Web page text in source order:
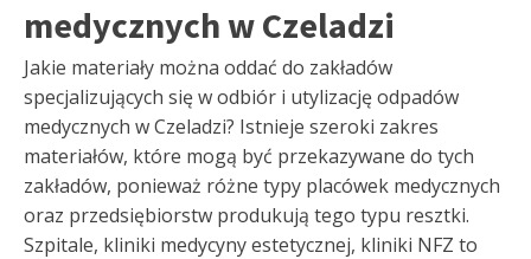
medycznych w Czeladzi
Jakie materiały można oddać do zakładów
specjalizujących się w odbiór i utylizację odpadów
medycznych w Czeladzi? Istnieje szeroki zakres
materiałów, które mogą być przekazywane do tych
zakładów, ponieważ różne typy placówek medycznych
oraz przedsiębiorstw produkują tego typu resztki.
Szpitale, kliniki medycyny estetycznej, kliniki NFZ to